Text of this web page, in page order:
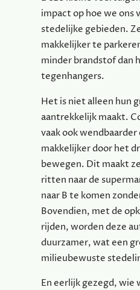
impact op hoe we ons
stedelijke gebieden.
makkelijker te
minder brandstof dan
tegenhangers.
Het is niet alleen hun
aantrekkelijk maakt.
vaak ook wendbaarder
makkelijker door het
bewegen. Dit maakt
ritten naar de
naar B te komen
Bovendien, met de
rijden, worden deze
duurzamer, wat een
milieubewuste
En eerlijk gezegd, wie